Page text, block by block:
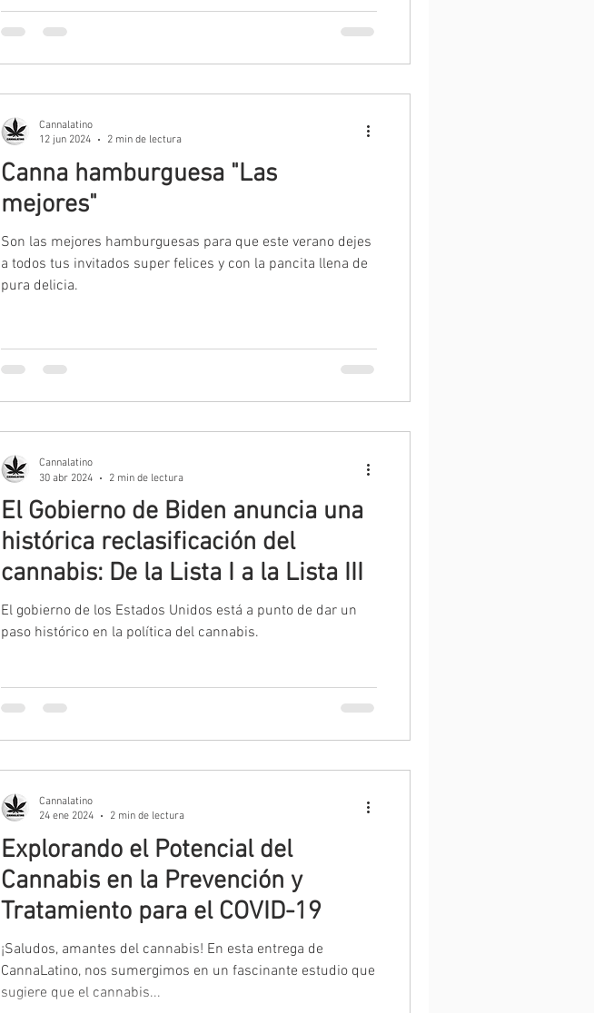
Canna hamburguesa "Las
mejores"
Son las mejores hamburguesas para que este verano dejes
a todos tus invitados super felices y con la pancita llena de
pura delicia.
Cannalatino
12 jun 2024
2 min de lectura
El Gobierno de Biden anuncia una
histórica reclasificación del
cannabis: De la Lista I a la Lista III
El gobierno de los Estados Unidos está a punto de dar un
paso histórico en la política del cannabis.
Cannalatino
30 abr 2024
2 min de lectura
Explorando el Potencial del
Cannabis en la Prevención y
Tratamiento para el COVID-19
¡Saludos, amantes del cannabis! En esta entrega de
CannaLatino, nos sumergimos en un fascinante estudio que
sugiere que el cannabis...
Cannalatino
24 ene 2024
2 min de lectura